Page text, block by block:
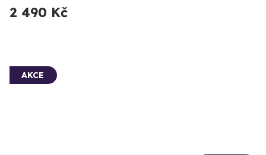
2 490 Kč
AKCE